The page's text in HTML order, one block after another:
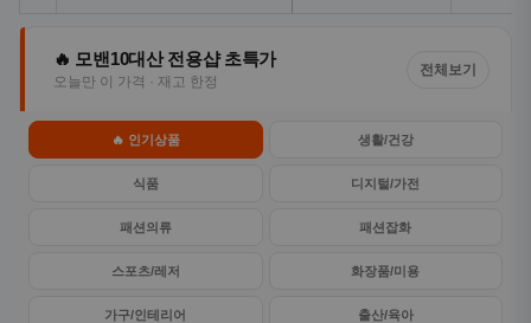
🔥 모밴10대산 전용샵 초특가
오늘만 이 가격 · 재고 한정
전체보기
🔥 인기상품 생활/건강
식품 디지털/가전
패션의류 패션잡화
스포츠/레저 화장품/미용
가구/인테리어 출산/육아